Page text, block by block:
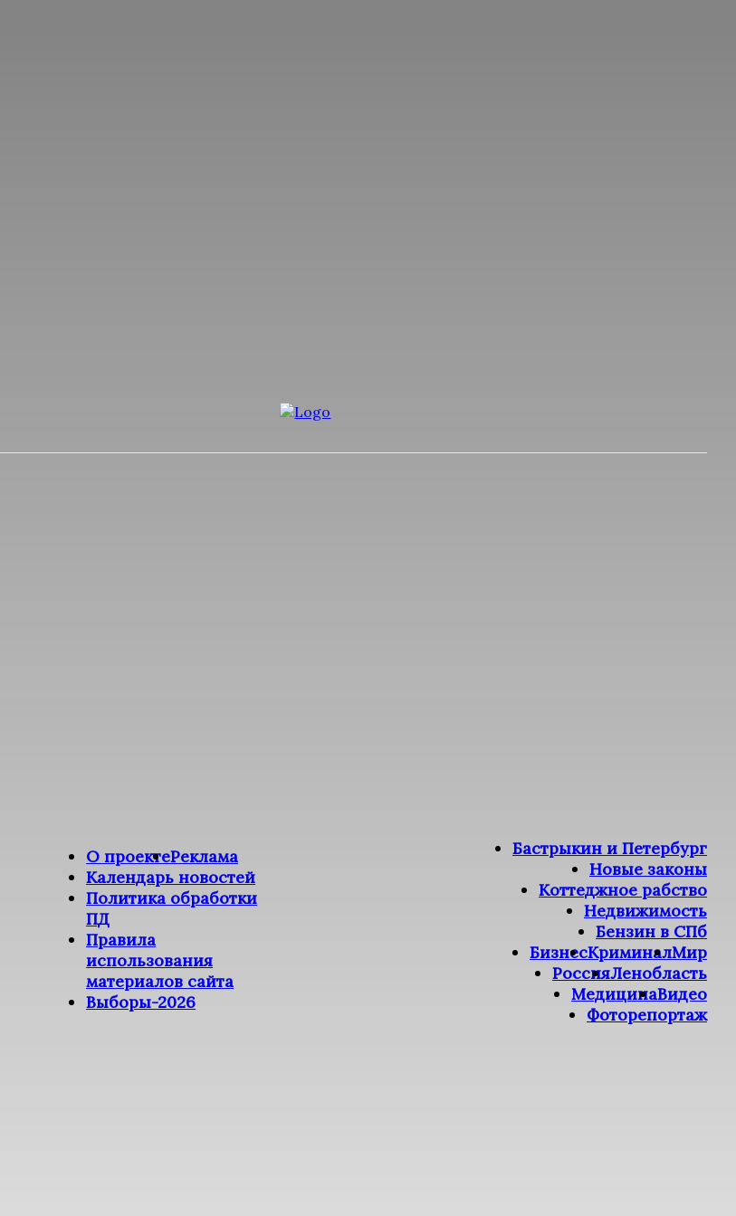
О проектеРеклама
Календарь новостей
Политика обработки
ПД
Правила
использования
материалов сайта
Выборы-2026
Бастрыкин и Петербург
Новые законы
Коттеджное рабство
Недвижимость
Бензин в СПб
БизнесКриминалМир
РоссияЛенобласть
МедицинаВидео
Фоторепортаж